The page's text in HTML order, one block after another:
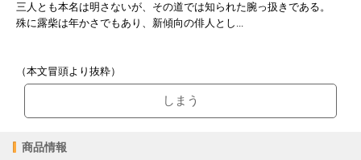
三人とも本名は明さないが、その道では知られた腕っ扱きである。
殊に露柴は年かさでもあり、新傾向の俳人とし...
（本文冒頭より抜粋）
しまう
商品情報